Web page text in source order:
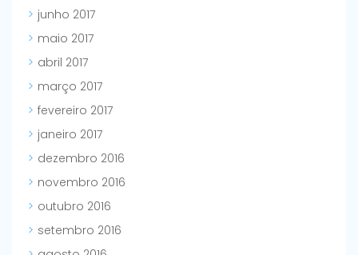
junho 2017
maio 2017
abril 2017
março 2017
fevereiro 2017
janeiro 2017
dezembro 2016
novembro 2016
outubro 2016
setembro 2016